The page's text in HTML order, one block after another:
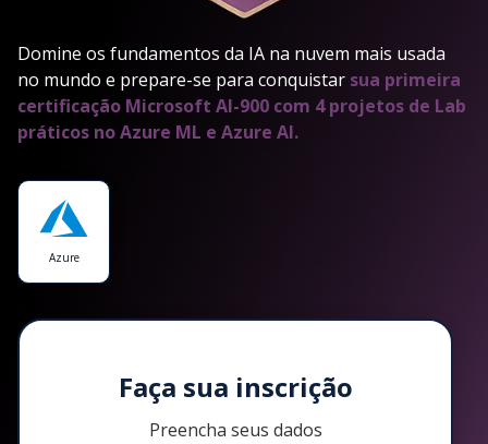
Domine os fundamentos da IA na nuvem mais usada
no mundo e prepare-se para conquistar sua primeira
certificação Microsoft AI-900 com 4 projetos de Lab
práticos no Azure ML e Azure AI.
Azure
Faça sua inscrição
Preencha seus dados